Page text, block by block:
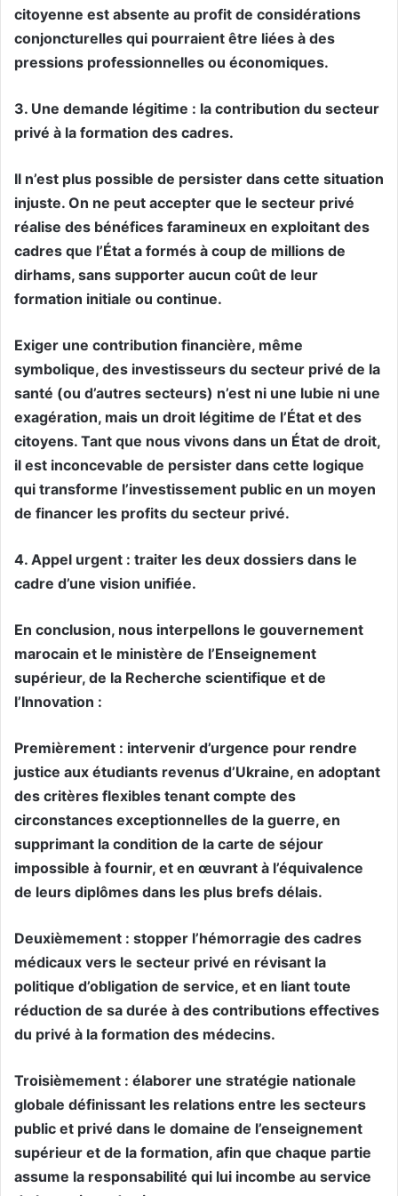
citoyenne est absente au profit de considérations
conjoncturelles qui pourraient être liées à des
pressions professionnelles ou économiques.
3. Une demande légitime : la contribution du secteur
privé à la formation des cadres.
Il n’est plus possible de persister dans cette situation
injuste. On ne peut accepter que le secteur privé
réalise des bénéfices faramineux en exploitant des
cadres que l’État a formés à coup de millions de
dirhams, sans supporter aucun coût de leur
formation initiale ou continue.
Exiger une contribution financière, même
symbolique, des investisseurs du secteur privé de la
santé (ou d’autres secteurs) n’est ni une lubie ni une
exagération, mais un droit légitime de l’État et des
citoyens. Tant que nous vivons dans un État de droit,
il est inconcevable de persister dans cette logique
qui transforme l’investissement public en un moyen
de financer les profits du secteur privé.
4. Appel urgent : traiter les deux dossiers dans le
cadre d’une vision unifiée.
En conclusion, nous interpellons le gouvernement
marocain et le ministère de l’Enseignement
supérieur, de la Recherche scientifique et de
l’Innovation :
Premièrement : intervenir d’urgence pour rendre
justice aux étudiants revenus d’Ukraine, en adoptant
des critères flexibles tenant compte des
circonstances exceptionnelles de la guerre, en
supprimant la condition de la carte de séjour
impossible à fournir, et en œuvrant à l’équivalence
de leurs diplômes dans les plus brefs délais.
Deuxièmement : stopper l’hémorragie des cadres
médicaux vers le secteur privé en révisant la
politique d’obligation de service, et en liant toute
réduction de sa durée à des contributions effectives
du privé à la formation des médecins.
Troisièmement : élaborer une stratégie nationale
globale définissant les relations entre les secteurs
public et privé dans le domaine de l’enseignement
supérieur et de la formation, afin que chaque partie
assume la responsabilité qui lui incombe au service